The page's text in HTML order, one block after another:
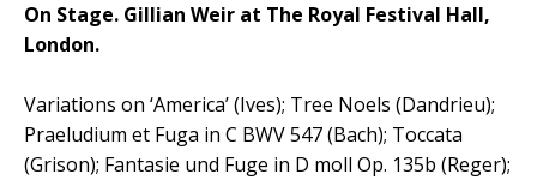
On Stage. Gillian Weir at The Royal Festival Hall,
London.
Variations on ‘America’ (Ives); Tree Noels (Dandrieu);
Praeludium et Fuga in C BWV 547 (Bach); Toccata
(Grison); Fantasie und Fuge in D moll Op. 135b (Reger);